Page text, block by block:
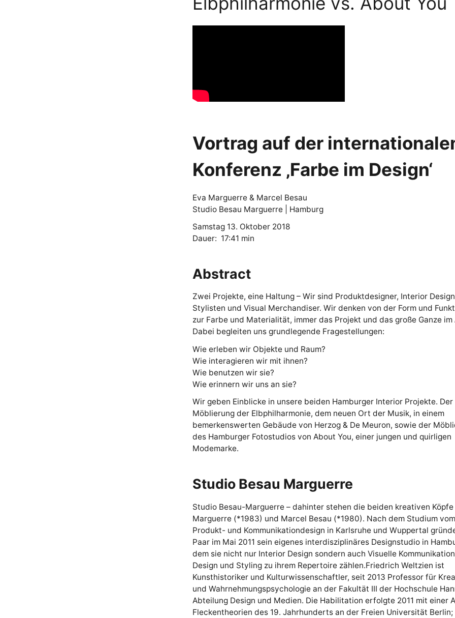
Vortrag auf der
Konferenz ‚Farbe im Design‘
Eva Marguerre & Marcel Besau
Studio Besau Marguerre | Hamburg
Samstag 13. Oktober 2018
Dauer: 17:41 min
Abstract
Zwei Projekte, eine Haltung – Wir sind Produktdesigner, Interior
Stylisten und Visual Merchandiser. Wir denken von der Form und
zur Farbe und Materialität, immer das Projekt und das große Ganze im
Dabei begleiten uns grundlegende Fragestellungen:
Wie erleben wir Objekte und Raum?
Wie interagieren wir mit ihnen?
Wie benutzen wir sie?
Wie erinnern wir uns an sie?
Wir geben Einblicke in unsere beiden Hamburger Interior Projekte. Der
Möblierung der Elbphilharmonie, dem neuen Ort der Musik, in einem
bemerkenswerten Gebäude von Herzog & De Meuron, sowie der
des Hamburger Fotostudios von About You, einer jungen und quirligen
Modemarke.
Studio Besau Marguerre
Studio Besau-Marguerre – dahinter stehen die beiden kreativen Köpfe
Marguerre (*1983) und Marcel Besau (*1980). Nach dem Studium vom
Produkt- und Kommunikationdesign in Karlsruhe und Wuppertal
Paar im Mai 2011 sein eigenes interdisziplinäres Designstudio in
dem sie nicht nur Interior Design sondern auch Visuelle
Design und Styling zu ihrem Repertoire zählen.Friedrich Weltzien ist
Kunsthistoriker und Kulturwissenschaftler, seit 2013 Professor für
und Wahrnehmungspsychologie an der Fakultät III der Hochschule
Abteilung Design und Medien. Die Habilitation erfolgte 2011 mit einer
Fleckentheorien des 19. Jahrhunderts an der Freien Universität